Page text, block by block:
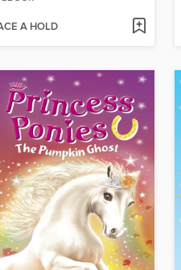
A HOLD